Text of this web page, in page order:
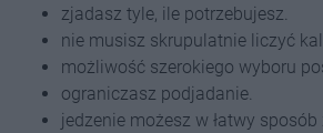
zjadasz tyle, ile potrzebujesz.
nie musisz skrupulatnie liczyć
możliwość szerokiego wyboru
ograniczasz podjadanie.
jedzenie możesz w łatwy